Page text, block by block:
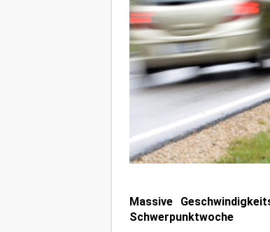
Massive
Schwerpunktwoche